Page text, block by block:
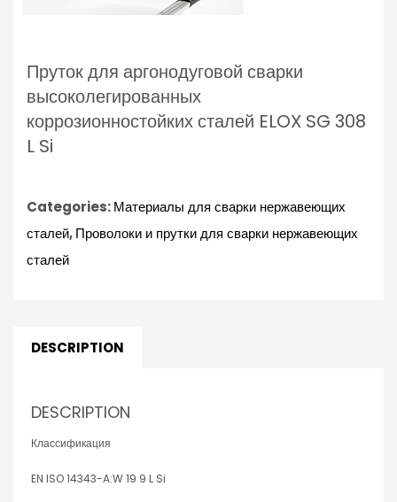
Пруток для аргонодуговой сварки
высоколегированных
коррозионностойких сталей ELOX SG 308
L Si
Categories:Материалы для сварки нержавеющих
сталей,Проволоки и прутки для сварки нержавеющих
сталей
DESCRIPTION
DESCRIPTION
Классификация
EN ISO 14343-A:W 19 9 L Si